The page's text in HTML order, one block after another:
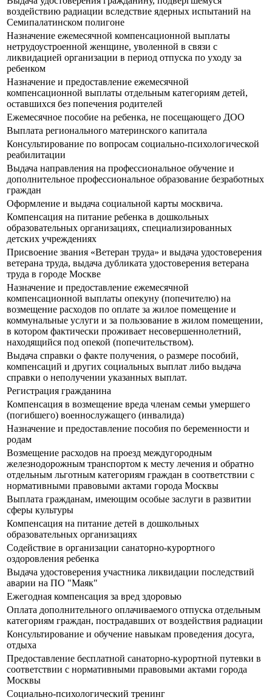
воздействию радиации вследствие ядерных испытаний на
Семипалатинском полигоне
Назначение ежемесячной компенсационной выплаты
нетрудоустроенной женщине, уволенной в связи с
ликвидацией организации в период отпуска по уходу за
ребенком
Назначение и предоставление ежемесячной
компенсационной выплаты отдельным категориям детей,
оставшихся без попечения родителей
Ежемесячное пособие на ребенка, не посещающего ДОО
Выплата регионального материнского капитала
Консультирование по вопросам социально-психологической
реабилитации
Выдача направления на профессиональное обучение и
дополнительное профессиональное образование безработных
граждан
Оформление и выдача социальной карты москвича.
Компенсация на питание ребенка в дошкольных
образовательных организациях, специализированных
детских учреждениях
Присвоение звания «Ветеран труда» и выдача удостоверения
ветерана труда, выдача дубликата удостоверения ветерана
труда в городе Москве
Назначение и предоставление ежемесячной
компенсационной выплаты опекуну (попечителю) на
возмещение расходов по оплате за жилое помещение и
коммунальные услуги и за пользование в жилом помещении,
в котором фактически проживает несовершеннолетний,
находящийся под опекой (попечительством).
Выдача справки о факте получения, о размере пособий,
компенсаций и других социальных выплат либо выдача
справки о неполучении указанных выплат.
Регистрация гражданина
Компенсация в возмещение вреда членам семьи умершего
(погибшего) военнослужащего (инвалида)
Назначение и предоставление пособия по беременности и
родам
Возмещение расходов на проезд междугородным
железнодорожным транспортом к месту лечения и обратно
отдельным льготным категориям граждан в соответствии с
нормативными правовыми актами города Москвы
Выплата гражданам, имеющим особые заслуги в развитии
сферы культуры
Компенсация на питание детей в дошкольных
образовательных организациях
Содействие в организации санаторно-курортного
оздоровления ребенка
Выдача удостоверения участника ликвидации последствий
аварии на ПО "Маяк"
Ежегодная компенсация за вред здоровью
Оплата дополнительного оплачиваемого отпуска отдельным
категориям граждан, пострадавших от воздействия радиации
Консультирование и обучение навыкам проведения досуга,
отдыха
Предоставление бесплатной санаторно-курортной путевки в
соответствии с нормативными правовыми актами города
Москвы
Социально-психологический тренинг